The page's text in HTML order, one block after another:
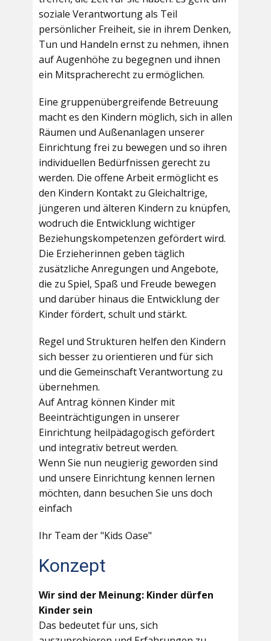
soziale Verantwortung als Teil
persönlicher Freiheit, sie in ihrem Denken,
Tun und Handeln ernst zu nehmen, ihnen
auf Augenhöhe zu begegnen und ihnen
ein Mitspracherecht zu ermöglichen.
Eine gruppenübergreifende Betreuung
macht es den Kindern möglich, sich in allen
Räumen und Außenanlagen unserer
Einrichtung frei zu bewegen und so ihren
individuellen Bedürfnissen gerecht zu
werden. Die offene Arbeit ermöglicht es
den Kindern Kontakt zu Gleichaltrige,
jüngeren und älteren Kindern zu knüpfen,
wodruch die Entwicklung wichtiger
Beziehungskompetenzen gefördert wird.
Die Erzieherinnen geben täglich
zusätzliche Anregungen und Angebote,
die zu Spiel, Spaß und Freude bewegen
und darüber hinaus die Entwicklung der
Kinder fördert, schult und stärkt.
Regel und Strukturen helfen den Kindern
sich besser zu orientieren und für sich
und die Gemeinschaft Verantwortung zu
übernehmen.
Auf Antrag können Kinder mit
Beeinträchtigungen in unserer
Einrichtung heilpädagogisch gefördert
und integrativ betreut werden.
Wenn Sie nun neugierig geworden sind
und unsere Einrichtung kennen lernen
möchten, dann besuchen Sie uns doch
einfach
Ihr Team der "Kids Oase"
Konzept
Wir sind der Meinung: Kinder dürfen
Kinder sein
Das bedeutet für uns, sich